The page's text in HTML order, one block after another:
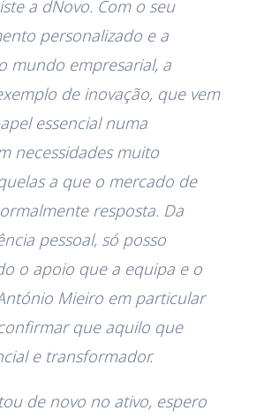
a dNovo. Com o seu
personalizado e a
mundo empresarial, a
de inovação, que vem
essencial numa
necessidades muito
a que o mercado de
resposta. Da
pessoal, só posso
o apoio que a equipa e o
Mieiro em particular
que aquilo que
e transformador.
de novo no ativo, espero